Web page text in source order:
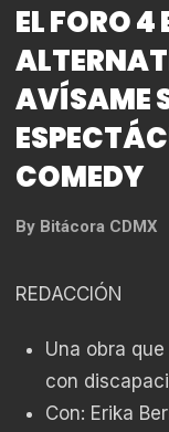
EL FORO 4
AVÍSAME
COMEDY
By Bitácora CDMX
REDACCIÓN
Una obra
con
Con: Erika